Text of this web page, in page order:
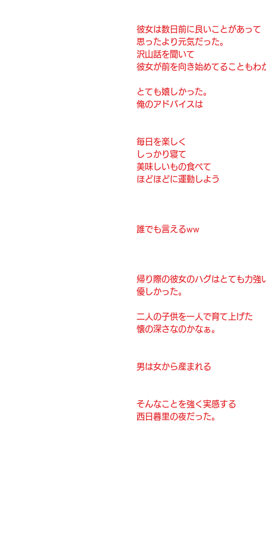
彼女は数日前に良いことがあって
思ったより元気だった。
沢山話を聞いて
彼女が前を向き始めてることもわ
とても嬉しかった。
俺のアドバイスは
毎日を楽しく
しっかり寝て
美味しいもの食べて
ほどほどに運動しよう
誰でも言えるww
帰り際の彼女のハグはとても力強
優しかった。
二人の子供を一人で育て上げた
懐の深さなのかなぁ。
男は女から産まれる
そんなことを強く実感する
西日暮里の夜だった。